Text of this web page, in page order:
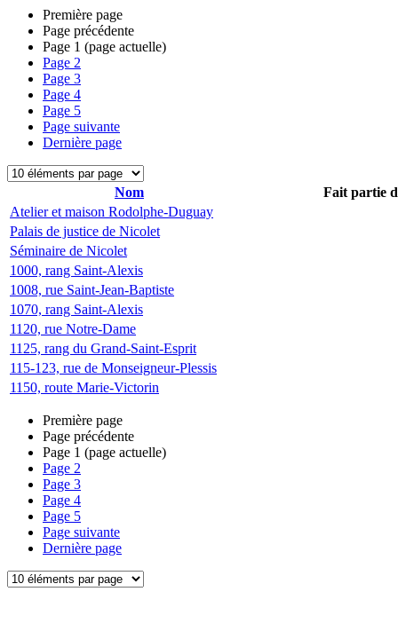
Première page
Page précédente
Page 1 (page actuelle)
Page 2
Page 3
Page 4
Page 5
Page suivante
Dernière page
Nom
Fait partie
Atelier et maison Rodolphe-Duguay
Palais de justice de Nicolet
Séminaire de Nicolet
1000, rang Saint-Alexis
1008, rue Saint-Jean-Baptiste
1070, rang Saint-Alexis
1120, rue Notre-Dame
1125, rang du Grand-Saint-Esprit
115-123, rue de Monseigneur-Plessis
1150, route Marie-Victorin
Première page
Page précédente
Page 1 (page actuelle)
Page 2
Page 3
Page 4
Page 5
Page suivante
Dernière page